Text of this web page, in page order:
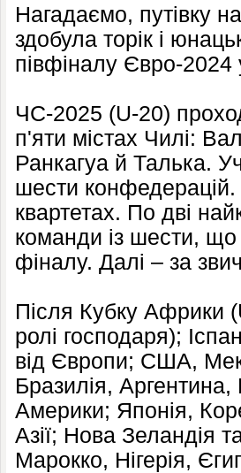
Нагадаємо, путівку
здобула торік і
півфіналу Євро-2024
ЧС-2025 (U-20)
п'яти містах Чилі:
Ранкагуа й Талька.
шести конфедерацій.
квартетах. По дві
команди із шести, що
фіналу. Далі – за
Після Кубку Африки
ролі господаря);
від Європи; США,
Бразилія,
Америки; Японія,
Азії; Нова Зеландія
Марокко, Нігерія,